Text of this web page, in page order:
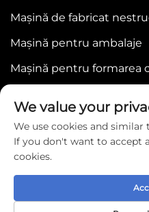
Mașină de fabricat
Mașină pentru ambalaje
Mașină pentru formarea
MACHINERY CO.,LTD -
We value your
We use cookies and
If you don't want to accept
cookies.